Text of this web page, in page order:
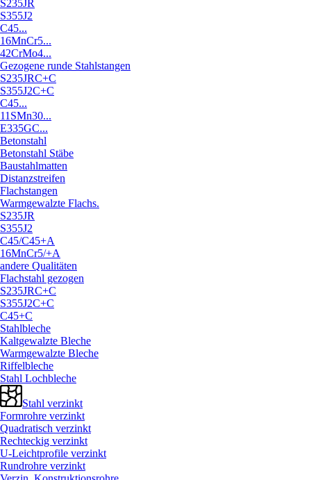
S235JR
S355J2
C45...
16MnCr5...
42CrMo4...
Gezogene runde Stahlstangen
S235JRC+C
S355J2C+C
C45...
11SMn30...
E335GC...
Betonstahl
Betonstahl Stäbe
Baustahlmatten
Distanzstreifen
Flachstangen
Warmgewalzte Flachs.
S235JR
S355J2
C45/C45+A
16MnCr5/+A
andere Qualitäten
Flachstahl gezogen
S235JRC+C
S355J2C+C
C45+C
Stahlbleche
Kaltgewalzte Bleche
Warmgewalzte Bleche
Riffelbleche
Stahl Lochbleche
Stahl verzinkt
Formrohre verzinkt
Quadratisch verzinkt
Rechteckig verzinkt
U-Leichtprofile verzinkt
Rundrohre verzinkt